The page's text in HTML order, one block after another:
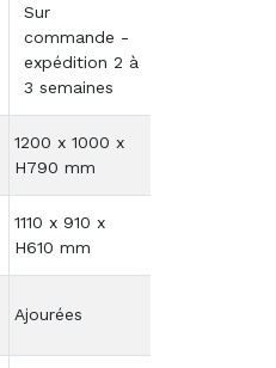
Sur
commande -
expédition 2 à
3 semaines
1200 x 1000 x
H790 mm
1110 x 910 x
H610 mm
Ajourées